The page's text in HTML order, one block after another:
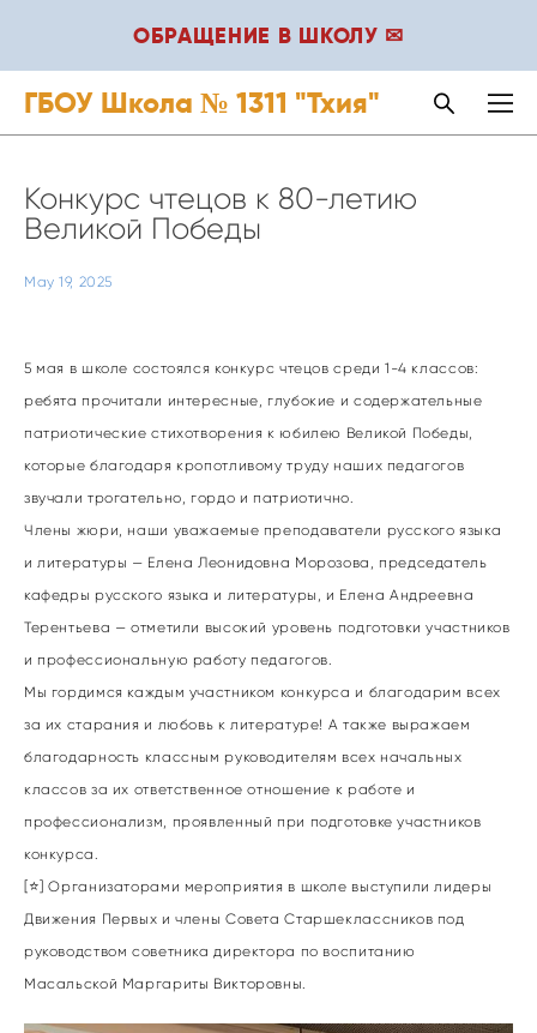
ОБРАЩЕНИЕ В ШКОЛУ ✉
ГБОУ Школа № 1311 "Тхия"
May 19, 2025
Конкурс чтецов к 80-летию
Великой Победы
5 мая в школе состоялся конкурс чтецов среди 1-4 классов:
ребята прочитали интересные, глубокие и содержательные
патриотические стихотворения к юбилею Великой Победы,
которые благодаря кропотливому труду наших педагогов
звучали трогательно, гордо и патриотично.
Члены жюри, наши уважаемые преподаватели русского языка
и литературы — Елена Леонидовна Морозова, председатель
кафедры русского языка и литературы, и Елена Андреевна
Терентьева — отметили высокий уровень подготовки участников
и профессиональную работу педагогов.
Мы гордимся каждым участником конкурса и благодарим всех
за их старания и любовь к литературе! А также выражаем
благодарность классным руководителям всех начальных
классов за их ответственное отношение к работе и
профессионализм, проявленный при подготовке участников
конкурса.
[⭐] Организаторами мероприятия в школе выступили лидеры
Движения Первых и члены Совета Старшеклассников под
руководством советника директора по воспитанию
Масальской Маргариты Викторовны.